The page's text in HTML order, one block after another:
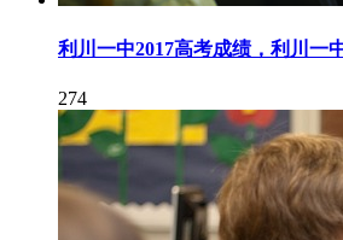
利川一中2017高考成绩，利川一
274